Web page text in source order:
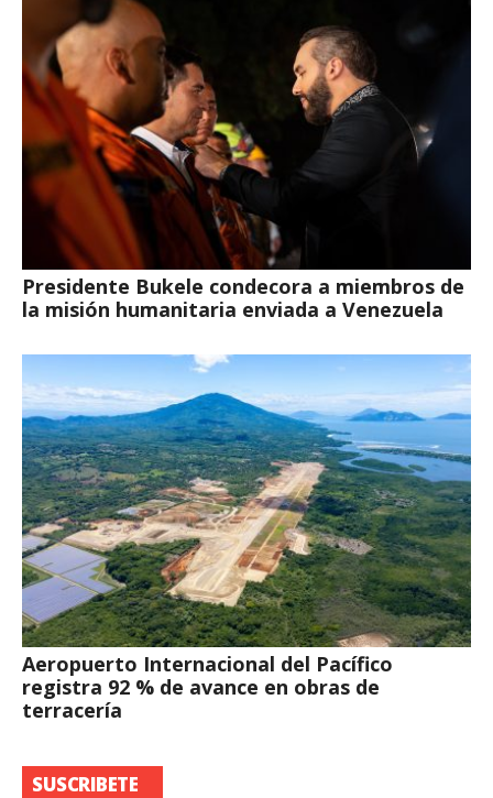
Presidente Bukele condecora a miembros de
la misión humanitaria enviada a Venezuela
Aeropuerto Internacional del Pacífico
registra 92 % de avance en obras de
terracería
SUSCRIBETE